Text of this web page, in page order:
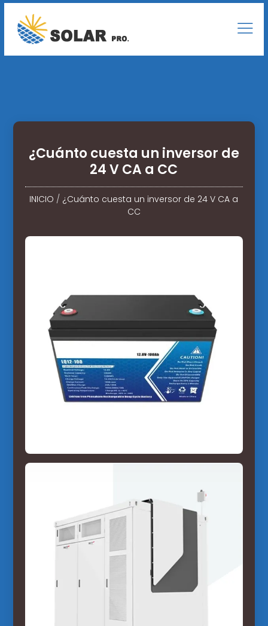
¿Cuánto cuesta un inversor de
24 V CA a CC
INICIO / ¿Cuánto cuesta un inversor de 24 V CA a
CC